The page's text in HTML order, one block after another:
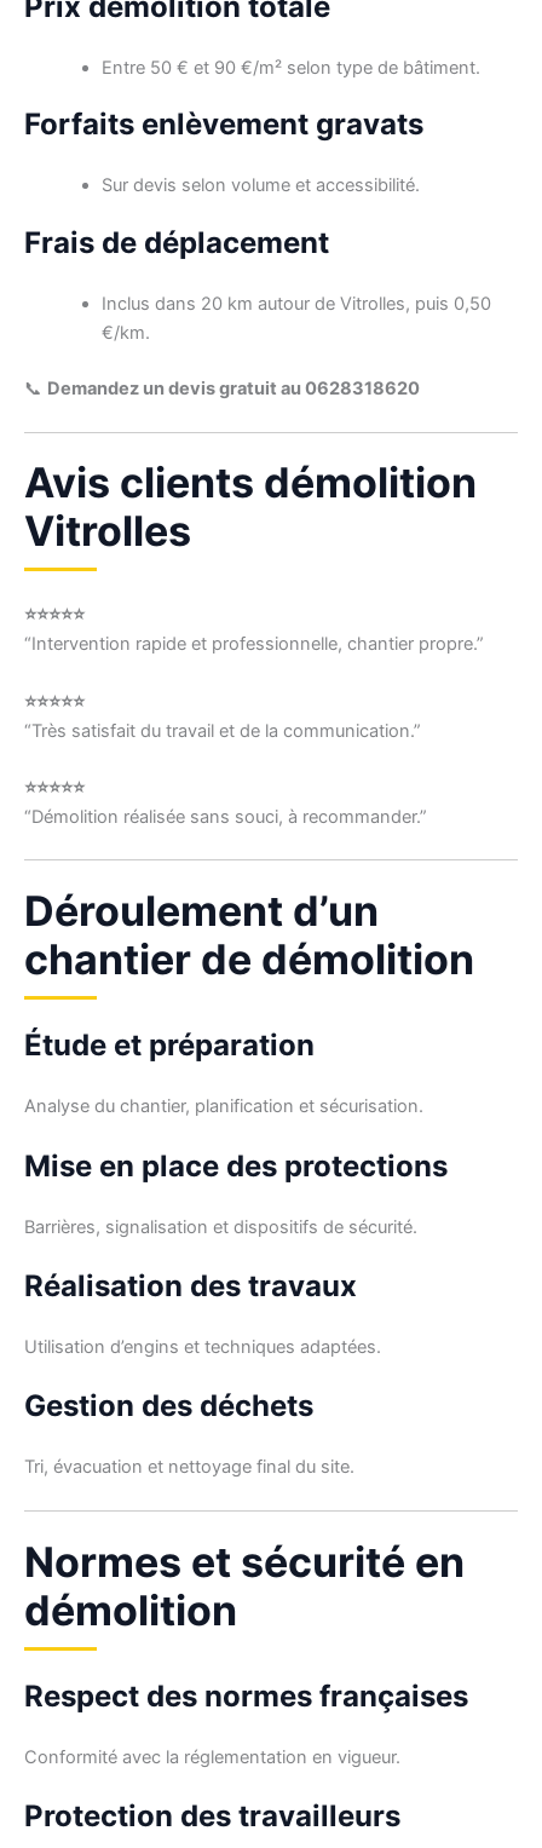
Entre 50 € et 90 €/m² selon type de bâtiment.
Forfaits enlèvement gravats
Sur devis selon volume et accessibilité.
Frais de déplacement
Inclus dans 20 km autour de Vitrolles, puis 0,50
€/km.
📞 Demandez un devis gratuit au 0628318620
Avis clients démolition
Vitrolles
⭐⭐⭐⭐⭐
“Intervention rapide et professionnelle, chantier propre.”
⭐⭐⭐⭐⭐
“Très satisfait du travail et de la communication.”
⭐⭐⭐⭐⭐
“Démolition réalisée sans souci, à recommander.”
Déroulement d’un
chantier de démolition
Étude et préparation
Analyse du chantier, planification et sécurisation.
Mise en place des protections
Barrières, signalisation et dispositifs de sécurité.
Réalisation des travaux
Utilisation d’engins et techniques adaptées.
Gestion des déchets
Tri, évacuation et nettoyage final du site.
Normes et sécurité en
démolition
Respect des normes françaises
Conformité avec la réglementation en vigueur.
Protection des travailleurs